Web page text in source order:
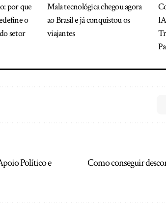
por que
o
setor
Mala tecnológica chegou agora
ao Brasil e já conquistou os
viajantes
Político e
Como conseguir